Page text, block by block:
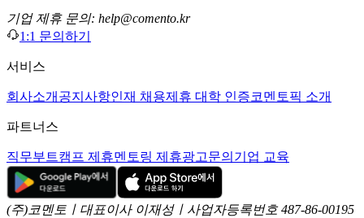
기업 제휴 문의: help@comento.kr
1:1 문의하기
서비스
회사소개 공지사항인재 채용제휴 대학 인증코멘토픽 소개
파트너스
직무부트캠프 제휴멘토링 제휴광고문의 기업 교육
(주)코멘토ㅣ대표이사 이재성ㅣ사업자등록번호 487-86-00195